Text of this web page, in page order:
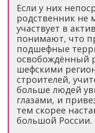
Если у них
родственник не
участвует в
понимают, что
подшефные
освобождённый
шефскими
строителей,
больше людей
глазами, и
тем скорее
большой России.